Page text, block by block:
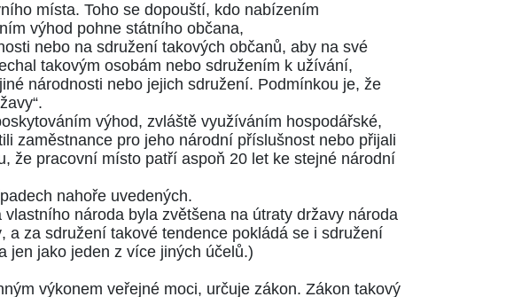
místa. Toho se dopouští, kdo nabízením
výhod pohne státního občana,
nebo na sdružení takových občanů, aby na své
takovým osobám nebo sdružením k užívání,
národnosti nebo jejich sdružení. Podmínkou je, že
výhod, zvláště využíváním hospodářské,
zaměstnance pro jeho národní příslušnost nebo přijali
že pracovní místo patří aspoň 20 let ke stejné národní
nahoře uvedených.
národa byla zvětšena na útraty državy národa
za sdružení takové tendence pokládá se i sdružení
jen jako jeden z více jiných účelů.)
výkonem veřejné moci, určuje zákon. Zákon takový